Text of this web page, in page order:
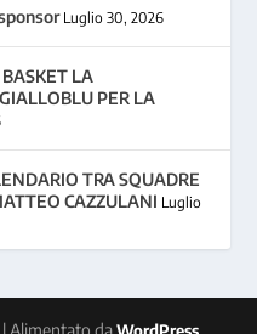
Luglio 30, 2026
BASKET LA
PER LA
TRA SQUADRE
CAZZULANI Luglio
Alimentato da